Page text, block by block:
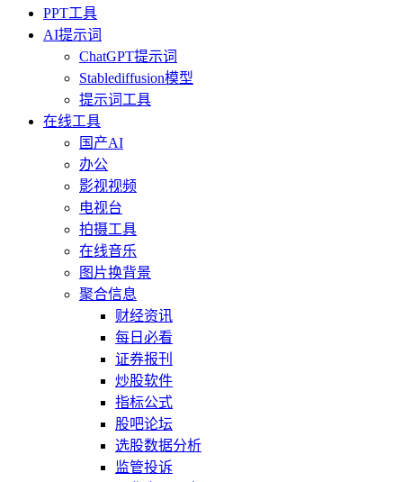
PPT工具
AI提示词
ChatGPT提示词
Stablediffusion模型
提示词工具
在线工具
国产AI
办公
影视视频
电视台
拍摄工具
在线音乐
图片换背景
聚合信息
财经资讯
每日必看
证券报刊
炒股软件
指标公式
股吧论坛
选股数据分析
监管投诉